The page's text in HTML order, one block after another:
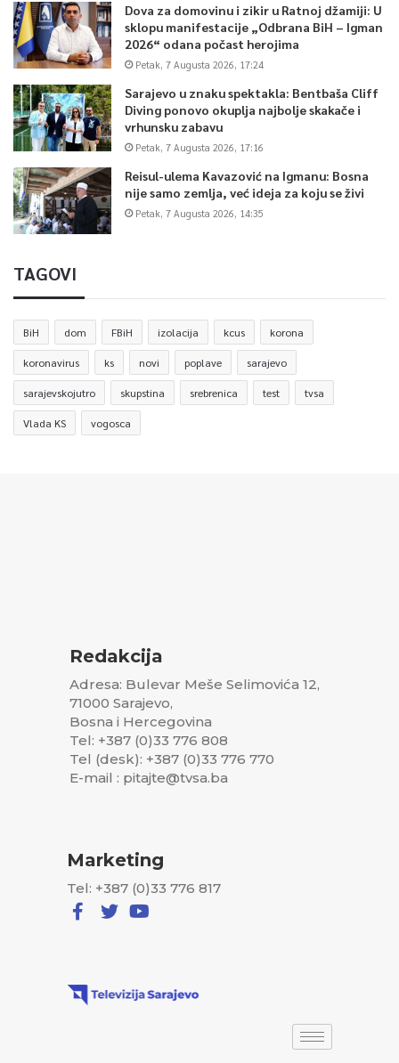
Dova za domovinu i zikir u Ratnoj džamiji: U
sklopu manifestacije „Odbrana BiH – Igman
2026“ odana počast herojima
Petak, 7 Augusta 2026, 17:24
Sarajevo u znaku spektakla: Bentbaša Cliff
Diving ponovo okuplja najbolje skakače i
vrhunsku zabavu
Petak, 7 Augusta 2026, 17:16
Reisul-ulema Kavazović na Igmanu: Bosna
nije samo zemlja, već ideja za koju se živi
Petak, 7 Augusta 2026, 14:35
TAGOVI
BiH dom FBiH izolacija kcus korona
koronavirus ks novi poplave sarajevo
sarajevskojutro skupstina srebrenica test tvsa
Vlada KS vogosca
Redakcija
Adresa: Bulevar Meše Selimovića 12,
71000 Sarajevo,
Bosna i Hercegovina
Tel: +387 (0)33 776 808
Tel (desk): +387 (0)33 776 770
E-mail : pitajte@tvsa.ba
Marketing
Tel: +387 (0)33 776 817